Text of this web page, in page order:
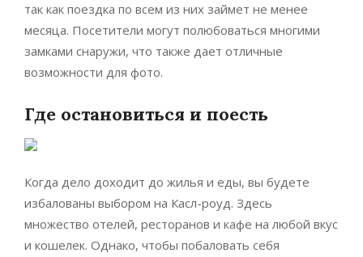
так как поездка по всем из них займет не менее
месяца. Посетители могут полюбоваться многими
замками снаружи, что также дает отличные
возможности для фото.
Где остановиться и поесть
Когда дело доходит до жилья и еды, вы будете
избалованы выбором на Касл-роуд. Здесь
множество отелей, ресторанов и кафе на любой вкус
и кошелек. Однако, чтобы побаловать себя